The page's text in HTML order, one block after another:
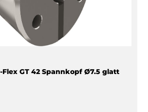
GT 42 Spannkopf Ø7.5 glatt